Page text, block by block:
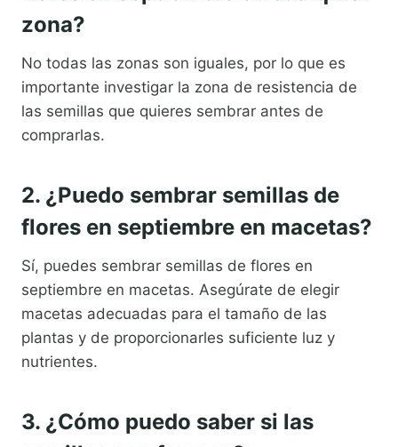
zona?
No todas las zonas son iguales, por lo que es
importante investigar la zona de resistencia de
las semillas que quieres sembrar antes de
comprarlas.
2. ¿Puedo sembrar semillas de
flores en septiembre en macetas?
Sí, puedes sembrar semillas de flores en
septiembre en macetas. Asegúrate de elegir
macetas adecuadas para el tamaño de las
plantas y de proporcionarles suficiente luz y
nutrientes.
3. ¿Cómo puedo saber si las